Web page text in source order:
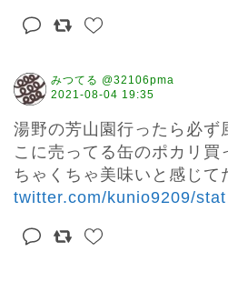
みつてる @32106pma
2021-08-04 19:35
湯野の芳山園行ったら必ず
こに売ってる缶のポカリ買
twitter.com/kunio9209/stat